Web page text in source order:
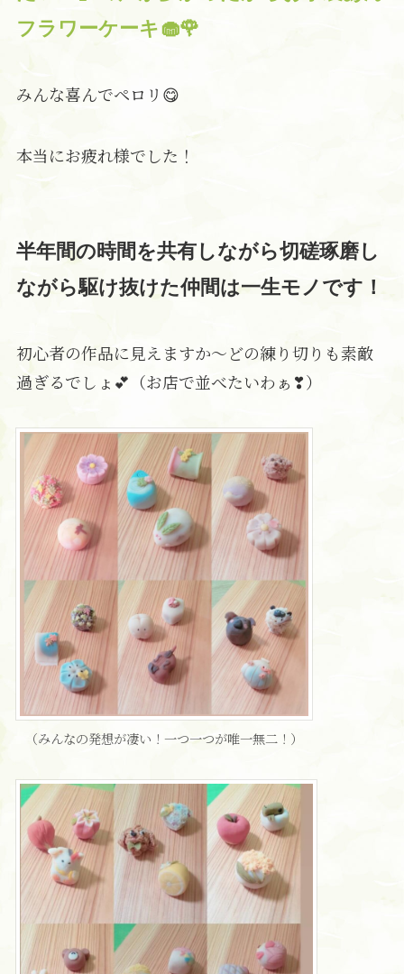
フラワーケーキ🧁🌹
みんな喜んでペロリ😋
本当にお疲れ様でした！
半年間の時間を共有しながら切磋琢磨し
ながら駆け抜けた仲間は一生モノです！
初心者の作品に見えますか〜どの練り切りも素敵
過ぎるでしょ💕（お店で並べたいわぁ❣）
（みんなの発想が凄い！一つ一つが唯一無二！）